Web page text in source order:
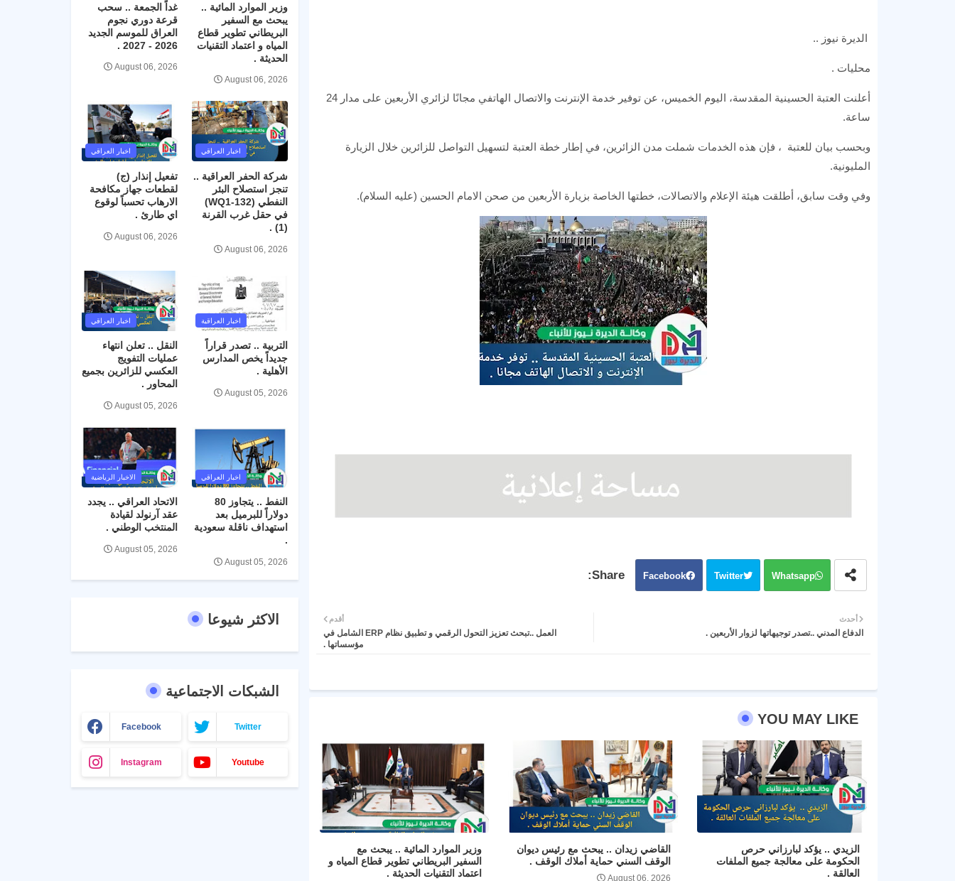
الديرة نيوز ..
محليات .
أعلنت العتبة الحسينية المقدسة، اليوم الخميس، عن توفير خدمة الإنترنت والاتصال الهاتفي مجانًا لزائري الأربعين على مدار 24
ساعة.
وبحسب بيان للعتبة ، فإن هذه الخدمات شملت مدن الزائرين، في إطار خطة العتبة لتسهيل التواصل للزائرين خلال الزيارة
المليونية.
وفي وقت سابق، أطلقت هيئة الإعلام والاتصالات، خطتها الخاصة بزيارة الأربعين من صحن الامام الحسين (عليه السلام).
Facebook Twitter Whatsapp
أحدث
الدفاع المدني ..تصدر توجيهاتها لزوار الأربعين .
أقدم
العمل ..تبحث تعزيز التحول الرقمي و تطبيق نظام ERP الشامل في
مؤسساتها .
YOU MAY LIKE
الزيدي .. يؤكد لبارزاني حرص
الحكومة على معالجة جميع الملفات
العالقة .
القاضي زيدان .. يبحث مع رئيس ديوان
الوقف السني حماية أملاك الوقف .
August 06, 2026
وزير الموارد المائية .. يبحث مع
السفير البريطاني تطوير قطاع المياه و
اعتماد التقنيات الحديثة .
وزير الموارد المائية ..
يبحث مع السفير
البريطاني تطوير قطاع
المياه و اعتماد التقنيات
الحديثة .
August 06, 2026
غداً الجمعة .. سحب
قرعة دوري نجوم
العراق للموسم الجديد
2026 - 2027 .
August 06, 2026
اخبار العراقي
شركة الحفر العراقية ..
تنجز استصلاح البئر
النفطي (WQ1-132)
في حقل غرب القرنة
(1) .
August 06, 2026
اخبار العراقي
تفعيل إنذار (ج)
لقطعات جهاز مكافحة
الارهاب تحسباً لوقوع
اي طارئ .
August 06, 2026
اخبار العراقية
التربية .. تصدر قراراً
جديداً يخص المدارس
الأهلية .
August 05, 2026
اخبار العراقي
النقل .. تعلن انتهاء
عمليات التفويج
العكسي للزائرين بجميع
المحاور .
August 05, 2026
اخبار العراقي
النفط .. يتجاوز 80
دولاراً للبرميل بعد
استهداف ناقلة سعودية
.
August 05, 2026
الاخبار الرياضية
الاتحاد العراقي .. يجدد
عقد آرنولد لقيادة
المنتخب الوطني .
August 05, 2026
الاكثر شيوعا
الشبكات الاجتماعية
Facebook Twitter
Instagram Youtube